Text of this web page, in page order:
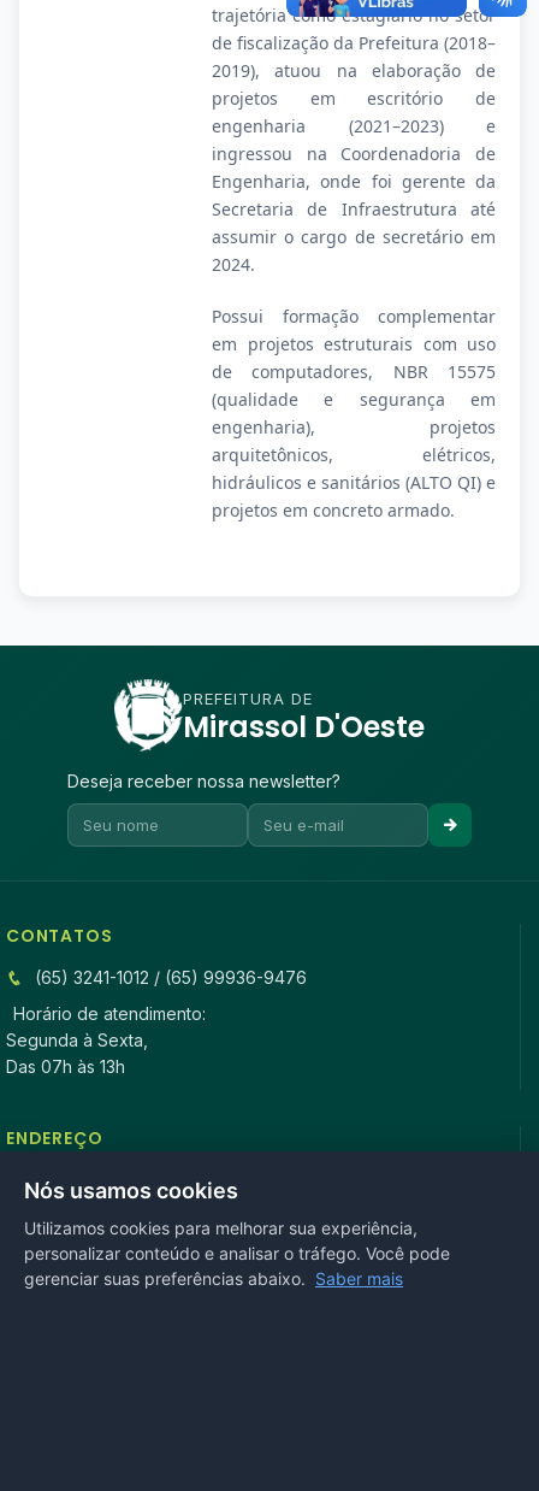
trajetória como estagiário no setor
de fiscalização da Prefeitura (2018–
2019), atuou na elaboração de
projetos em escritório de
engenharia (2021–2023) e
ingressou na Coordenadoria de
Engenharia, onde foi gerente da
Secretaria de Infraestrutura até
assumir o cargo de secretário em
2024.
Possui formação complementar
em projetos estruturais com uso
de computadores, NBR 15575
(qualidade e segurança em
engenharia), projetos
arquitetônicos, elétricos,
hidráulicos e sanitários (ALTO QI) e
projetos em concreto armado.
PREFEITURA DE
Mirassol D'Oeste
Deseja receber nossa newsletter?
CONTATOS
(65) 3241-1012 / (65) 99936-9476
Horário de atendimento:
Segunda à Sexta,
Das 07h às 13h
ENDEREÇO
Rua Antonio Tavares, n° 3310, Centro CEP: 78.280-000 -
Mirassol D’Oeste, MT
REDES SOCIAIS
Nós usamos cookies
Utilizamos cookies para melhorar sua experiência,
personalizar conteúdo e analisar o tráfego. Você pode
gerenciar suas preferências abaixo. Saber mais